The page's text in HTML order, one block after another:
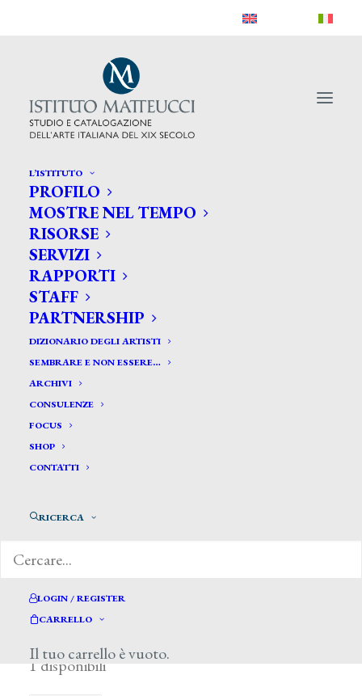
L’ISTITUTO
PROFILO
MOSTRE NEL TEMPO
RISORSE
SERVIZI
RAPPORTI
STAFF
PARTNERSHIP
DIZIONARIO DEGLI ARTISTI
SEMBRARE E NON ESSERE…
ARCHIVI
CONSULENZE
FOCUS
SHOP
CONTATTI
RICERCA
LOGIN / REGISTER
CARRELLO
Il tuo carrello è vuoto.
50,00€
1 disponibili